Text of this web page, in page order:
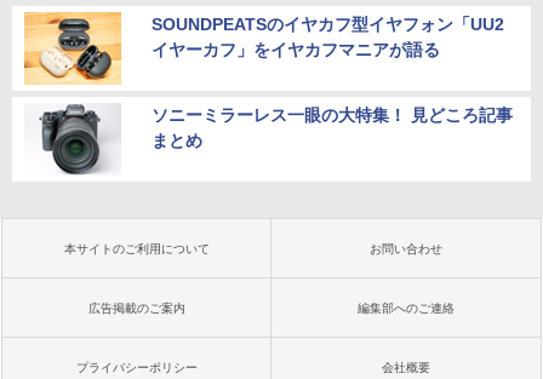
SOUNDPEATSのイヤカフ型イヤフォン「UU2
イヤーカフ」をイヤカフマニアが語る
ソニーミラーレス一眼の大特集！ 見どころ記事
まとめ
本サイトのご利用について お問い合わせ
広告掲載のご案内 編集部へのご連絡
プライバシーポリシー 会社概要